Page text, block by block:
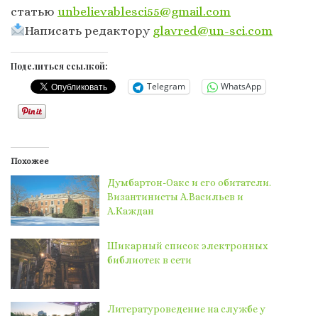
статью unbelievablesci55@gmail.com
Написать редактору glavred@un-sci.com
Поделиться ссылкой:
Telegram WhatsApp
Похожее
Думбартон-Оакс и его обитатели.
Византинисты А.Васильев и
А.Каждан
Шикарный список электронных
библиотек в сети
Литературоведение на службе у